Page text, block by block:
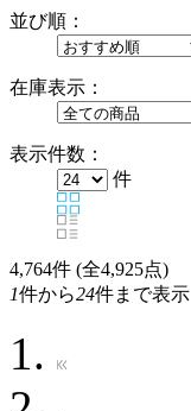
並び順：
在庫表示：
表示件数：
件
4,764件 (全4,925点)
1件から24件まで表示